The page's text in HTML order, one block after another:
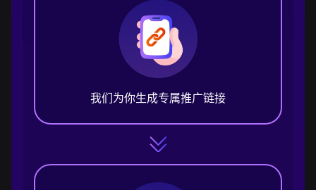
我们为你生成专属推广链接